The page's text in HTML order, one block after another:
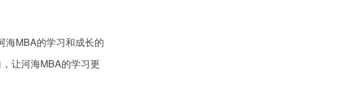
海MBA的学习和成长的
让河海MBA的学习更